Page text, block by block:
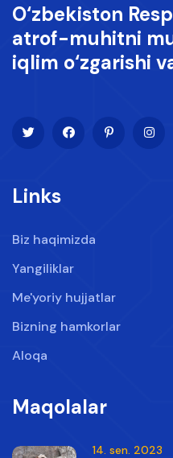
O‘zbekiston
atrof-muhitni
iqlim o‘zgarishi
Links
Biz haqimizda
Yangiliklar
Me'yoriy hujjatlar
Bizning hamkorlar
Aloqa
Maqolalar
14. sen. 2023